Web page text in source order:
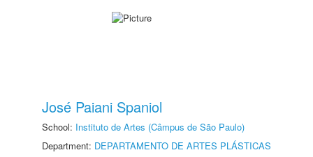
José Paiani Spaniol
School: Instituto de Artes (Câmpus de São Paulo)
Department: DEPARTAMENTO DE ARTES PLÁSTICAS